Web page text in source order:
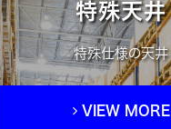
特殊天井
特殊仕様の天井
VIEW MORE